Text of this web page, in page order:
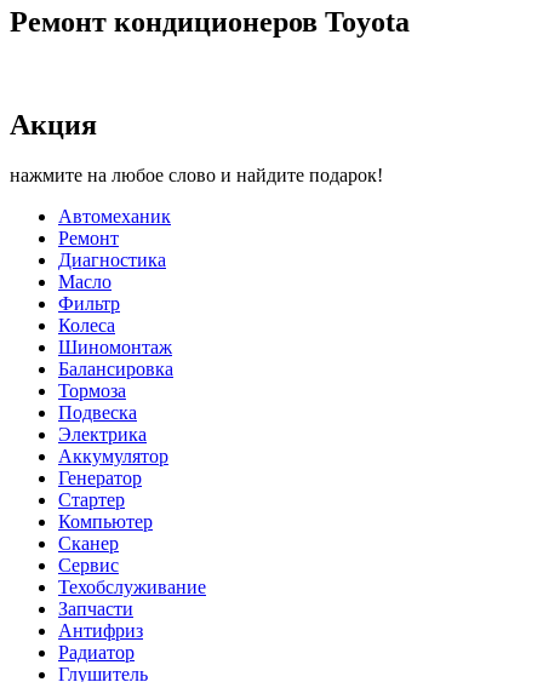
Ремонт кондиционеров Toyota
Акция
нажмите на любое слово и найдите подарок!
Автомеханик
Ремонт
Диагностика
Масло
Фильтр
Колеса
Шиномонтаж
Балансировка
Тормоза
Подвеска
Электрика
Аккумулятор
Генератор
Стартер
Компьютер
Сканер
Сервис
Техобслуживание
Запчасти
Антифриз
Радиатор
Глушитель